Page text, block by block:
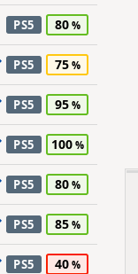
PS5 80
PS5 75
PS5 95
PS5 100
PS5 80
PS5 85
PS5 40